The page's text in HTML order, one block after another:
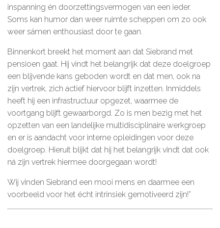
inspanning én doorzettingsvermogen van een ieder.
Soms kan humor dan weer ruimte scheppen om zo ook
weer sámen enthousiast door te gaan.
Binnenkort breekt het moment aan dat Siebrand met
pensioen gaat. Hij vindt het belangrijk dat deze doelgroep
een blijvende kans geboden wordt en dat men, ook na
zijn vertrek, zich actief hiervoor blijft inzetten. Inmiddels
heeft hij een infrastructuur opgezet, waarmee de
voortgang blijft gewaarborgd. Zo is men bezig met het
opzetten van een landelijke multidisciplinaire werkgroep
en er is aandacht voor interne opleidingen voor deze
doelgroep. Hieruit blijkt dat hij het belangrijk vindt dat ook
ná zijn vertrek hiermee doorgegaan wordt!
Wij vinden Siebrand een mooi mens en daarmee een
voorbeeld voor het écht intrinsiek gemotiveerd zijn!”